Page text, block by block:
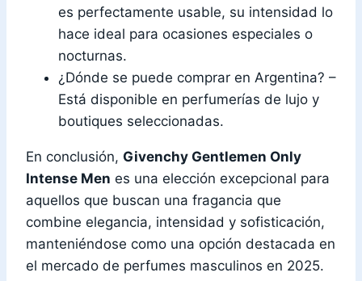
es perfectamente usable, su intensidad lo
hace ideal para ocasiones especiales o
nocturnas.
¿Dónde se puede comprar en Argentina? –
Está disponible en perfumerías de lujo y
boutiques seleccionadas.
En conclusión, Givenchy Gentlemen Only
Intense Men es una elección excepcional para
aquellos que buscan una fragancia que
combine elegancia, intensidad y sofisticación,
manteniéndose como una opción destacada en
el mercado de perfumes masculinos en 2025.